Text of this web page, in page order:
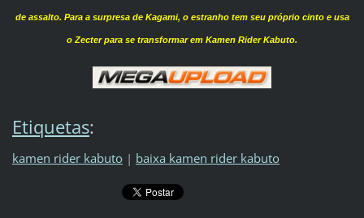
de assalto. Para a surpresa de Kagami, o estranho tem seu próprio cinto e usa
o Zecter para se transformar em Kamen Rider Kabuto.
Etiquetas:
kamen rider kabuto | baixa kamen rider kabuto